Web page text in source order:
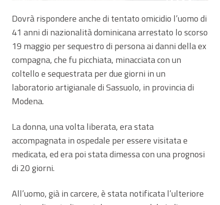
Dovrà rispondere anche di tentato omicidio l’uomo di
41 anni di nazionalità dominicana arrestato lo scorso
19 maggio per sequestro di persona ai danni della ex
compagna, che fu picchiata, minacciata con un
coltello e sequestrata per due giorni in un
laboratorio artigianale di Sassuolo, in provincia di
Modena.
La donna, una volta liberata, era stata
accompagnata in ospedale per essere visitata e
medicata, ed era poi stata dimessa con una prognosi
di 20 giorni.
All’uomo, già in carcere, è stata notificata l’ulteriore